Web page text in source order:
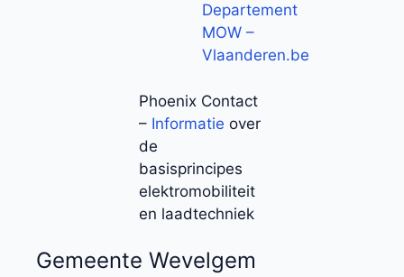
Departement
MOW –
Vlaanderen.be
Phoenix Contact
– Informatie over
de
basisprincipes
elektromobiliteit
en laadtechniek
Gemeente Wevelgem